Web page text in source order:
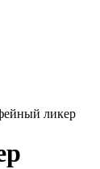
ликер